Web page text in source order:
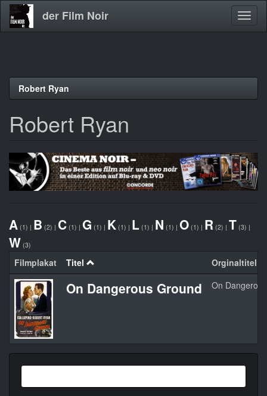
Direkt
der Film Noir
Robert Ryan
Robert Ryan
A (1) | B (2) | C (1) | G (1) | K (1) | L (1) | N (1) | O (1) | R (2) | T (3) |
W (3)
Filmplakat Titel Orginaltitel
On Dangerous Ground On